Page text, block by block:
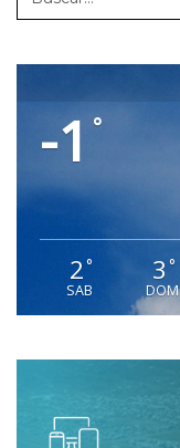
-1 °
2°
SAB
3 °
DOM